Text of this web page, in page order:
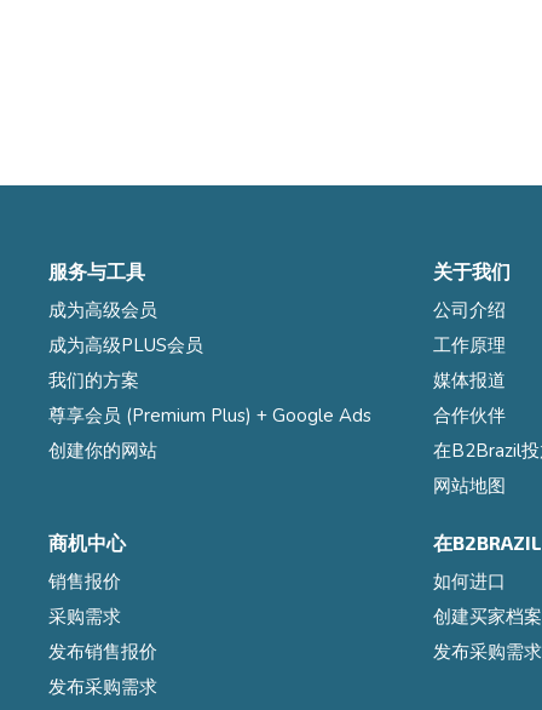
服务与工具
成为高级会员
成为高级PLUS会员
我们的方案
尊享会员 (Premium Plus) + Google Ads
创建你的网站
关于我们
公司介绍
工作原理
媒体报道
合作伙伴
在B2Brazil
网站地图
商机中心
销售报价
采购需求
发布销售报价
发布采购需求
在
如何进口
创建买家档案
发布采购需求